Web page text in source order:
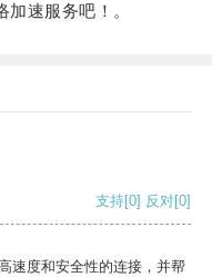
速服务吧！。
支持[0] 反对[0]
速度和安全性的连接，并帮